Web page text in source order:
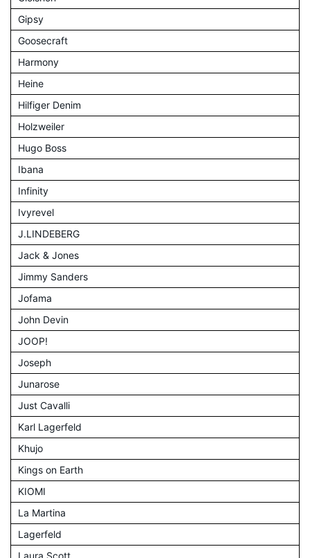
Gipsy
Goosecraft
Harmony
Heine
Hilfiger Denim
Holzweiler
Hugo Boss
Ibana
Infinity
Ivyrevel
J.LINDEBERG
Jack & Jones
Jimmy Sanders
Jofama
John Devin
JOOP!
Joseph
Junarose
Just Cavalli
Karl Lagerfeld
Khujo
Kings on Earth
KIOMI
La Martina
Lagerfeld